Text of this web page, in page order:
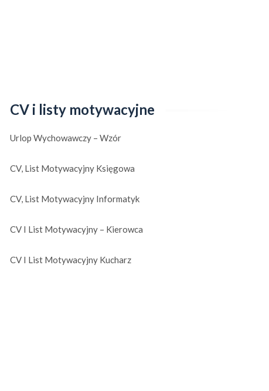
CV i listy motywacyjne
Urlop Wychowawczy – Wzór
CV, List Motywacyjny Księgowa
CV, List Motywacyjny Informatyk
CV I List Motywacyjny – Kierowca
CV I List Motywacyjny Kucharz